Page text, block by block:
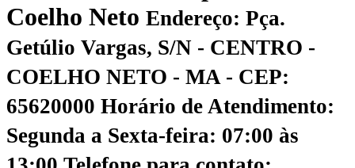
Coelho Neto Endereço: Pça.
Getúlio Vargas, S/N - CENTRO -
COELHO NETO - MA - CEP:
65620000 Horário de Atendimento:
Segunda a Sexta-feira: 07:00 às